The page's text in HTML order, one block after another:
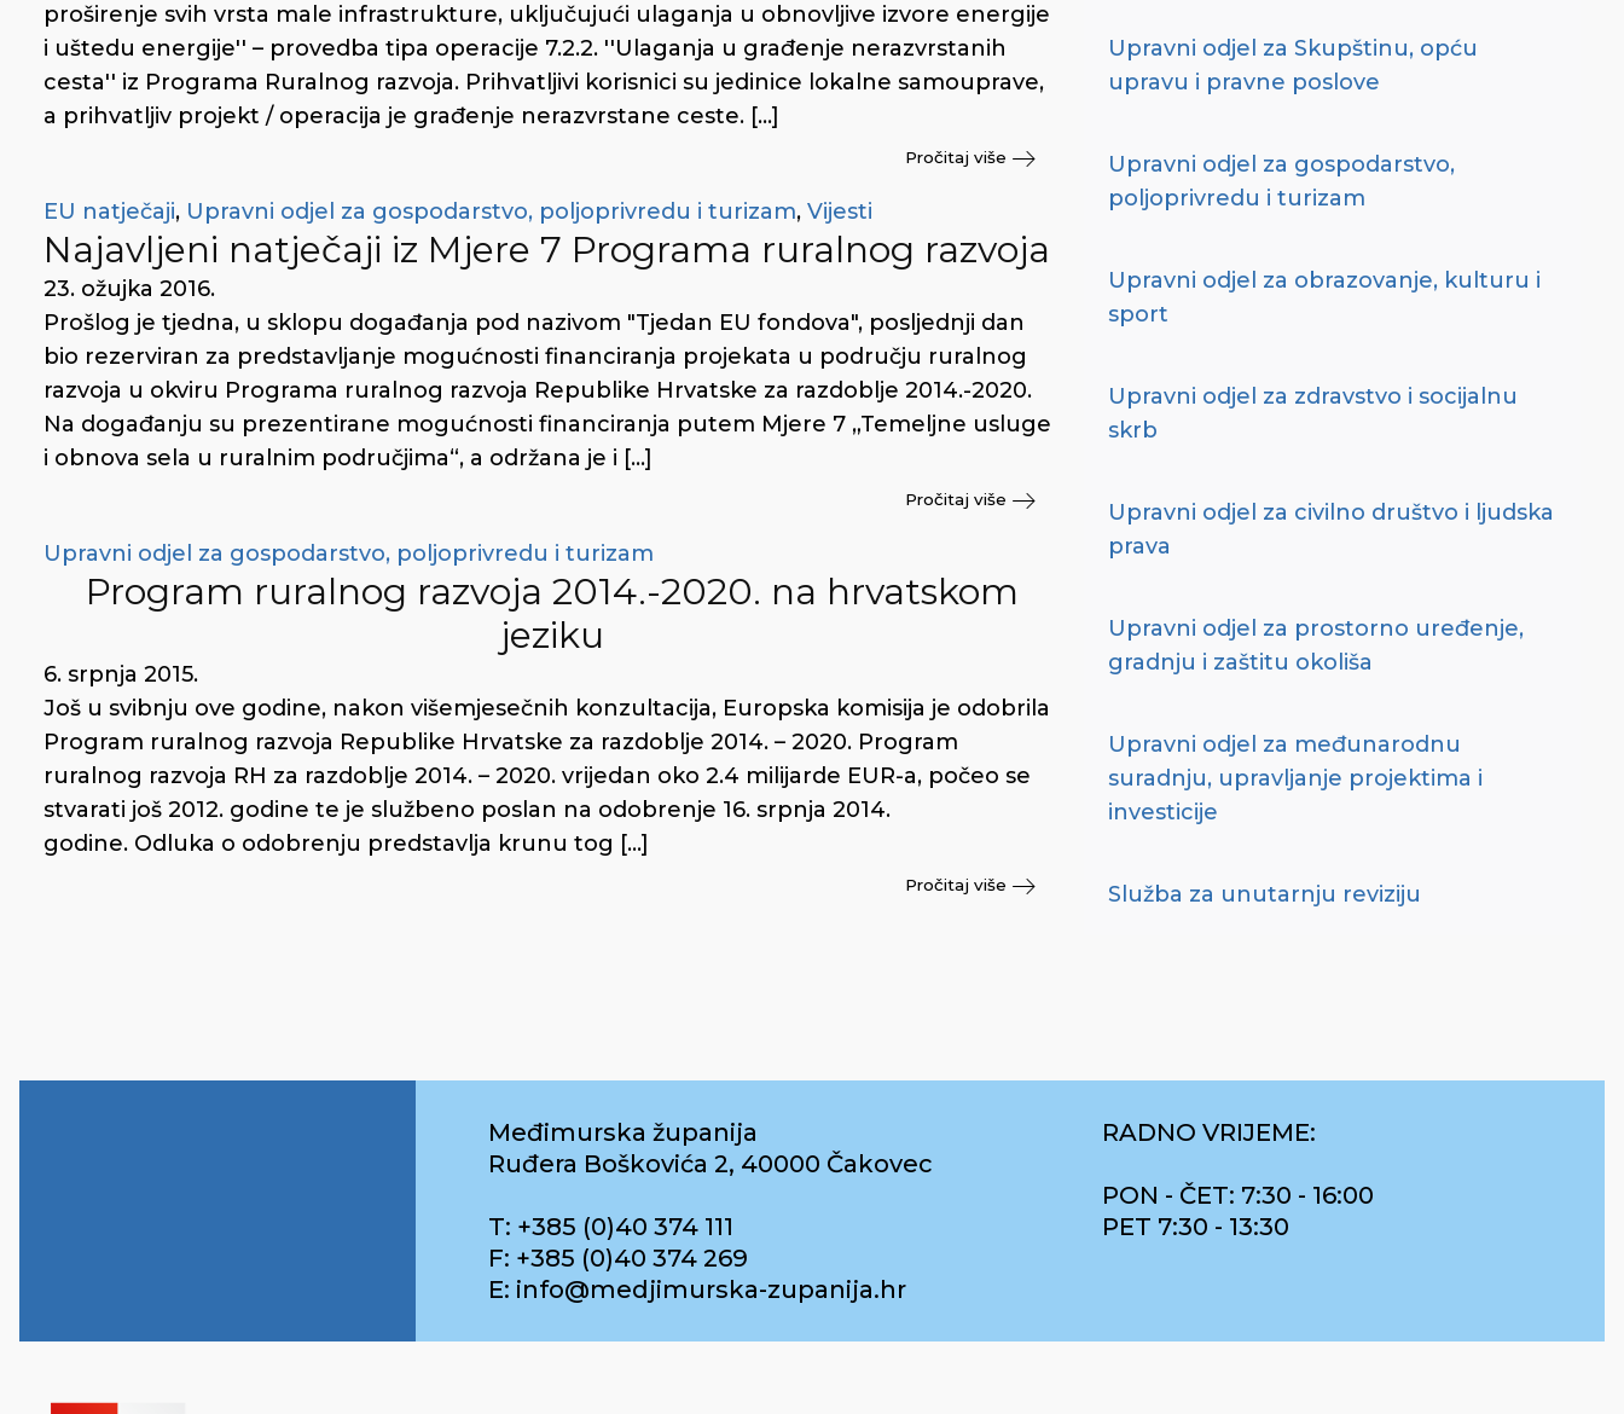
proširenje svih vrsta male infrastrukture, uključujući ulaganja u obnovljive izvore energije
i uštedu energije'' – provedba tipa operacije 7.2.2. ''Ulaganja u građenje nerazvrstanih
cesta'' iz Programa Ruralnog razvoja. Prihvatljivi korisnici su jedinice lokalne samouprave,
a prihvatljiv projekt / operacija je građenje nerazvrstane ceste. […]
Pročitaj više
EU natječaji, Upravni odjel za gospodarstvo, poljoprivredu i turizam, Vijesti
Najavljeni natječaji iz Mjere 7 Programa ruralnog razvoja
23. ožujka 2016.
Prošlog je tjedna, u sklopu događanja pod nazivom "Tjedan EU fondova", posljednji dan
bio rezerviran za predstavljanje mogućnosti financiranja projekata u području ruralnog
razvoja u okviru Programa ruralnog razvoja Republike Hrvatske za razdoblje 2014.-2020.
Na događanju su prezentirane mogućnosti financiranja putem Mjere 7 „Temeljne usluge
i obnova sela u ruralnim područjima“, a održana je i […]
Pročitaj više
Upravni odjel za gospodarstvo, poljoprivredu i turizam
Program ruralnog razvoja 2014.-2020. na hrvatskom
jeziku
6. srpnja 2015.
Još u svibnju ove godine, nakon višemjesečnih konzultacija, Europska komisija je odobrila
Program ruralnog razvoja Republike Hrvatske za razdoblje 2014. – 2020. Program
ruralnog razvoja RH za razdoblje 2014. – 2020. vrijedan oko 2.4 milijarde EUR-a, počeo se
stvarati još 2012. godine te je službeno poslan na odobrenje 16. srpnja 2014.
godine. Odluka o odobrenju predstavlja krunu tog […]
Pročitaj više
Upravni odjel za Skupštinu, opću
upravu i pravne poslove
Upravni odjel za gospodarstvo,
poljoprivredu i turizam
Upravni odjel za obrazovanje, kulturu i
sport
Upravni odjel za zdravstvo i socijalnu
skrb
Upravni odjel za civilno društvo i ljudska
prava
Upravni odjel za prostorno uređenje,
gradnju i zaštitu okoliša
Upravni odjel za međunarodnu
suradnju, upravljanje projektima i
investicije
Služba za unutarnju reviziju
Međimurska županija
Ruđera Boškovića 2, 40000 Čakovec
T: +385 (0)40 374 111
F: +385 (0)40 374 269
E: info@medjimurska-zupanija.hr
RADNO VRIJEME:
PON - ČET: 7:30 - 16:00
PET 7:30 - 13:30